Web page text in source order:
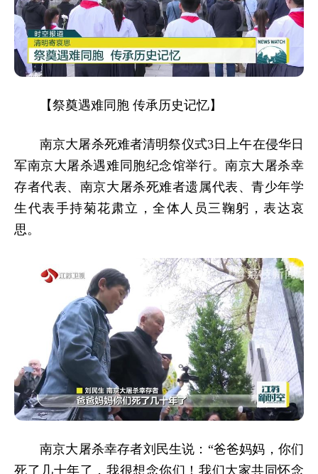
【祭奠遇难同胞 传承历史记忆】
南京大屠杀死难者清明祭仪式3日上午在侵华日
军南京大屠杀遇难同胞纪念馆举行。南京大屠杀幸
存者代表、南京大屠杀死难者遗属代表、青少年学
生代表手持菊花肃立，全体人员三鞠躬，表达哀
思。
南京大屠杀幸存者刘民生说：“爸爸妈妈，你们
死了几十年了，我很想念你们！我们大家共同怀念